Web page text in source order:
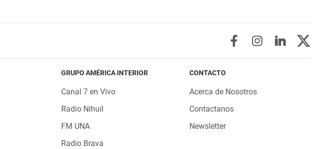
GRUPO AMÉRICA INTERIOR
Canal 7 en Vivo
Radio Nihuil
FM UNA
Radio Brava
CONTACTO
Acerca de Nosotros
Contactanos
Newsletter